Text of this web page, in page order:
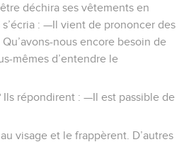
déchira ses vêtements en
: —Il vient de prononcer des
nous encore besoin de
mêmes d’entendre le
Ils répondirent : —Il est passible de
visage et le frappèrent. D’autres